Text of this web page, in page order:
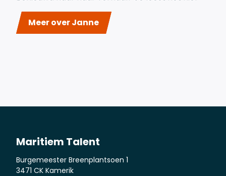
Meer over Janne
Maritiem Talent
Burgemeester Breenplantsoen 1
3471 CK Kamerik